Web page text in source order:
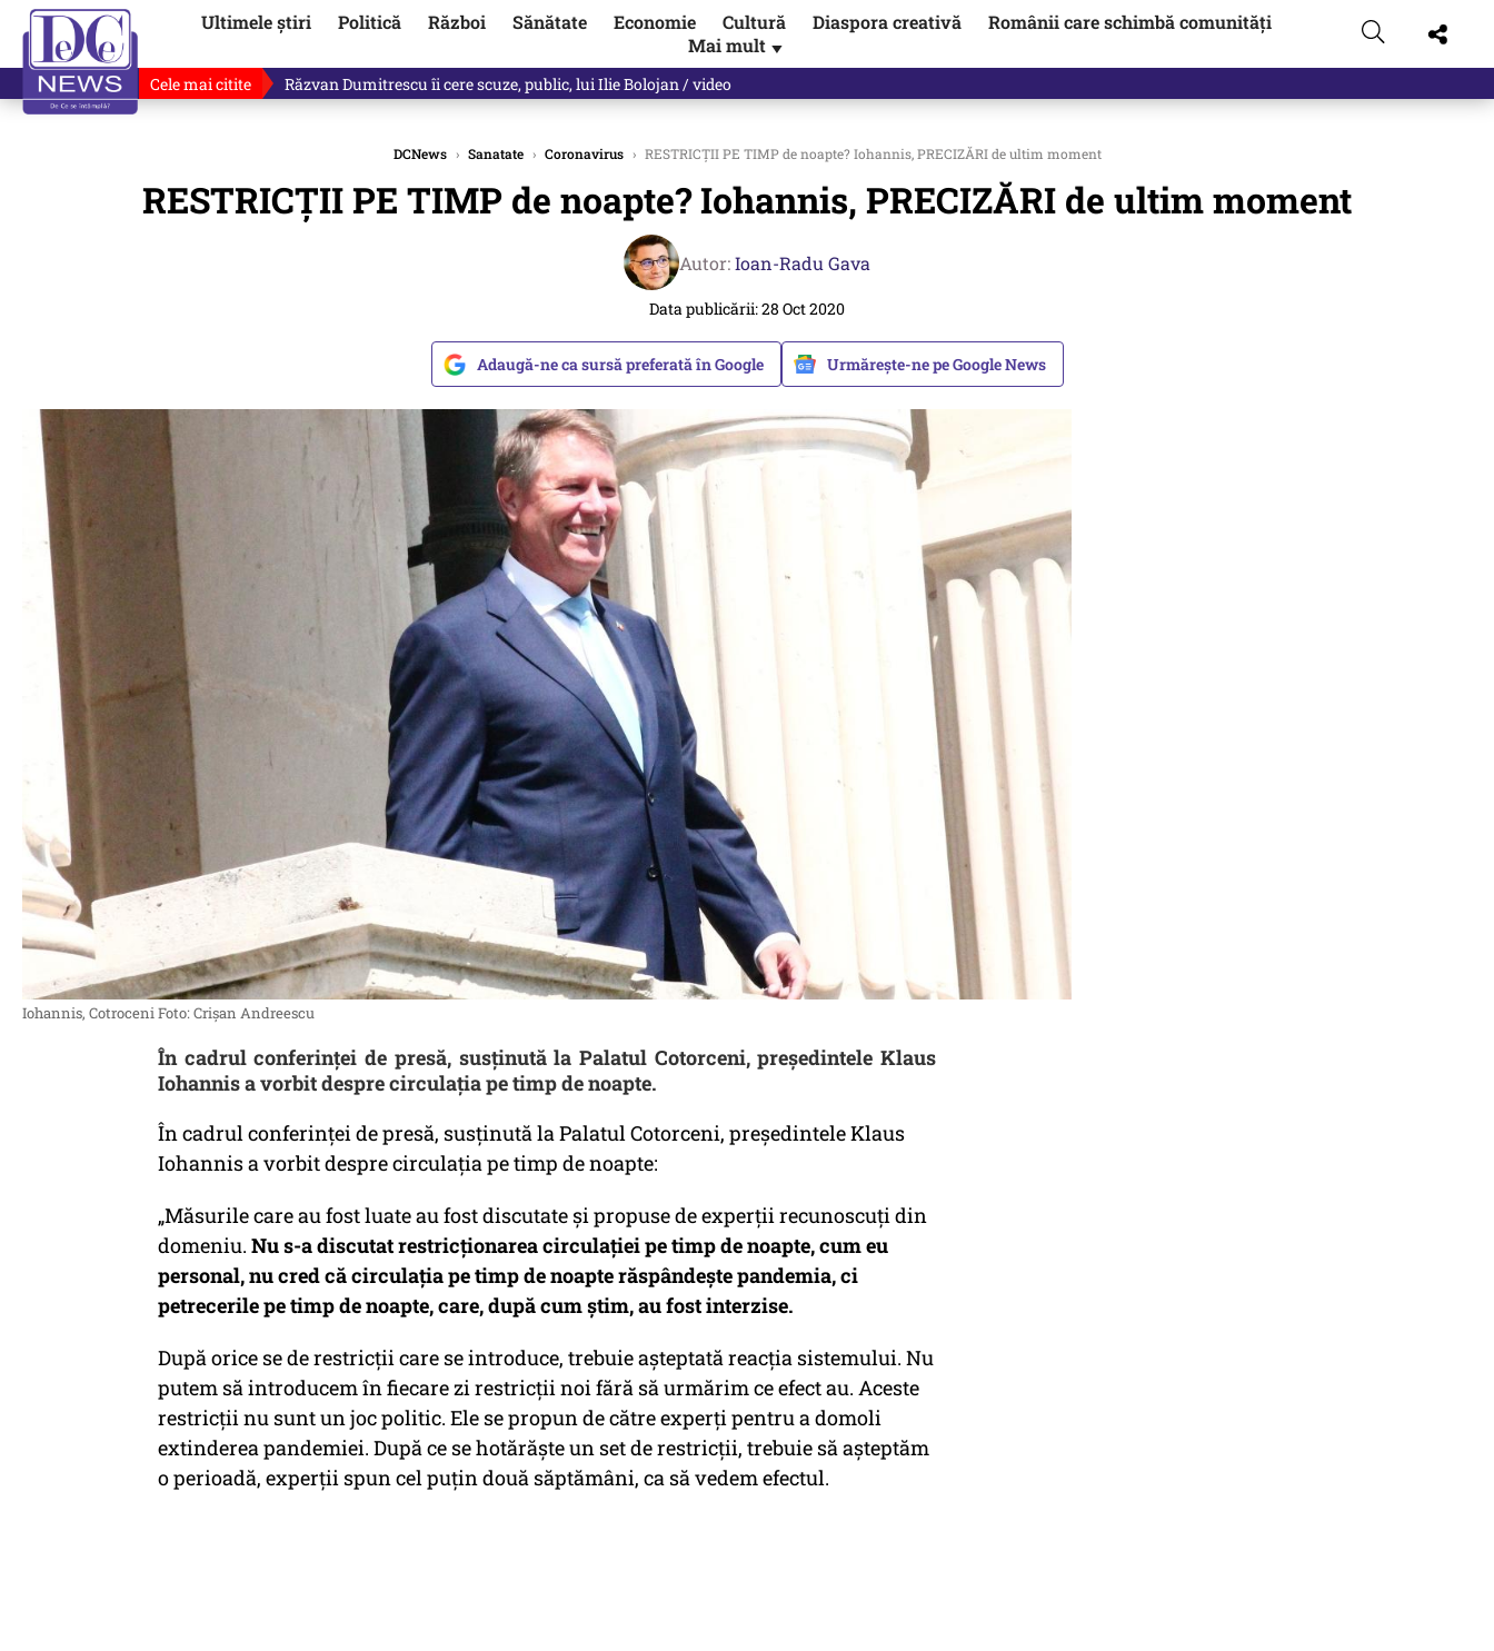
Ultimele știri Politică Război Sănătate Economie Cultură Diaspora creativă
Românii care schimbă comunități
Mai mult ▼
Cele mai citite Ultimele informații după atacul asupra ANCPI. Când va fi pus sistemul în funcțiune
DCNews › Sanatate › Coronavirus › RESTRICȚII PE TIMP de noapte? Iohannis, PRECIZĂRI de ultim moment
RESTRICȚII PE TIMP de noapte? Iohannis, PRECIZĂRI de ultim moment
Autor:Ioan-Radu Gava
Data publicării: 28 Oct 2020
Adaugă-ne ca sursă preferată în Google Urmărește-ne pe Google News
Iohannis, Cotroceni Foto: Crișan Andreescu
În cadrul conferinței de presă, susținută la Palatul Cotorceni, președintele Klaus
Iohannis a vorbit despre circulația pe timp de noapte.
În cadrul conferinței de presă, susținută la Palatul Cotorceni, președintele Klaus
Iohannis a vorbit despre circulația pe timp de noapte:
„Măsurile care au fost luate au fost discutate și propuse de experții recunoscuți din
domeniu. Nu s-a discutat restricționarea circulației pe timp de noapte, cum eu
personal, nu cred că circulația pe timp de noapte răspândește pandemia, ci
petrecerile pe timp de noapte, care, după cum știm, au fost interzise.
După orice se de restricții care se introduce, trebuie așteptată reacția sistemului. Nu
putem să introducem în fiecare zi restricții noi fără să urmărim ce efect au. Aceste
restricții nu sunt un joc politic. Ele se propun de către experți pentru a domoli
extinderea pandemiei. După ce se hotărăște un set de restricții, trebuie să așteptăm
o perioadă, experții spun cel puțin două săptămâni, ca să vedem efectul.